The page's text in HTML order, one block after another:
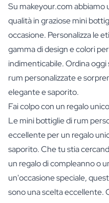
Su makeyour.com abbiamo
qualità in graziose mini
occasione. Personalizza le
gamma di design e colori
indimenticabile. Ordina
rum personalizzate e
elegante e saporito.
Fai colpo con un regalo
Le mini bottiglie di rum
eccellente per un regalo
saporito. Che tu stia
un regalo di compleanno o
un'occasione speciale,
sono una scelta eccellente.